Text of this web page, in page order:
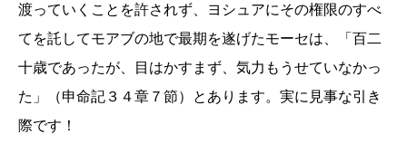
渡っていくことを許されず、ヨシュアにその権限のすべ
てを託してモアブの地で最期を遂げたモーセは、「百二
十歳であったが、目はかすまず、気力もうせていなかっ
た」（申命記３４章７節）とあります。実に見事な引き
際です！